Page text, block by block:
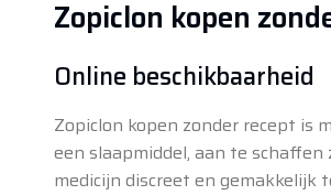
Zopiclon kopen
Online beschikbaarheid
Zopiclon kopen zonder recept is
een slaapmiddel, aan te
medicijn discreet en gemakkelijk